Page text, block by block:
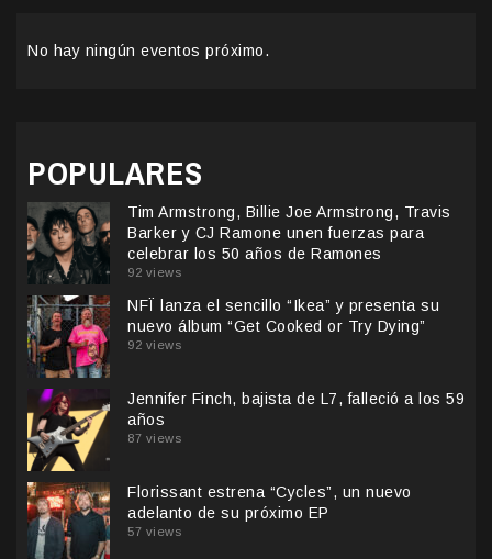
No hay ningún eventos próximo.
POPULARES
Tim Armstrong, Billie Joe Armstrong, Travis
Barker y CJ Ramone unen fuerzas para
celebrar los 50 años de Ramones
92 views
NFÏ lanza el sencillo “Ikea” y presenta su
nuevo álbum “Get Cooked or Try Dying”
92 views
Jennifer Finch, bajista de L7, falleció a los 59
años
87 views
Florissant estrena “Cycles”, un nuevo
adelanto de su próximo EP
57 views